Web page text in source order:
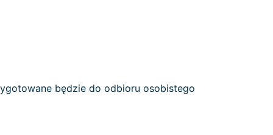
będzie do odbioru osobistego